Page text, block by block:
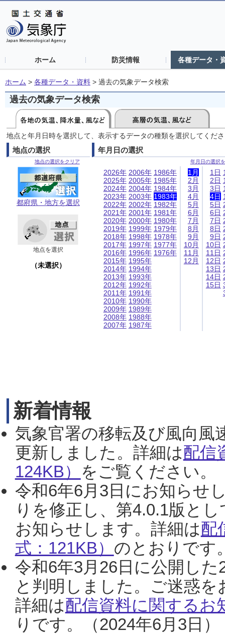
ホーム 防災情報 各種データ・
ホーム > 各種データ・資料 > 過去の気象データ検索
過去の気象データ検索
地点と年月日時を選択して、表示するデータの種類を選択してくだ
地点の選択
地点の選択をクリア
都府県・地方を選択
地点を選択
（未選択）
年月日の選択
年月日の選択
2026年
2025年
2024年
2023年
2022年
2021年
2020年
2019年
2018年
2017年
2016年
2015年
2014年
2013年
2012年
2011年
2010年
2009年
2008年
2007年
2006年
2005年
2004年
2003年
2002年
2001年
2000年
1999年
1998年
1997年
1996年
1995年
1994年
1993年
1992年
1991年
1990年
1989年
1988年
1987年
1986年
1985年
1984年
1983年
1982年
1981年
1980年
1979年
1978年
1977年
1976年
1月
2月
3月
4月
5月
6月
7月
8月
9月
10月
11月
12月
1日
2日
3日
4日
5日
6日
7日
8日
9日
10日
11日
12日
13日
14日
15日
新着情報
気象官署の移転及び風向風
更新しました。詳細は配信
124KB） をご覧ください。
令和6年6月3日にお知らせ
りを修正し、第4.0.1版と
お知らせします。詳細は配
式：121KB） のとおりです
令和6年3月26日に公開し
と判明しました。ご迷惑
詳細は配信資料に関するお
りです。（2024年6月3日）